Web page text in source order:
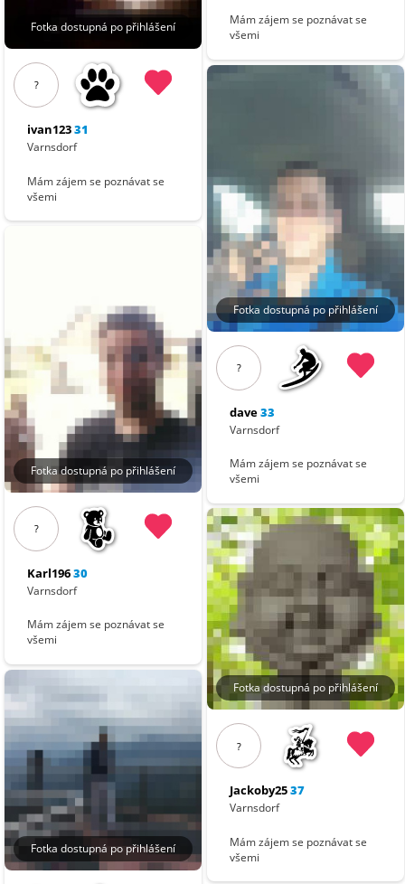
Fotka dostupná po přihlášení
?
ivan12331
Varnsdorf
Mám zájem se poznávat se
všemi
Fotka dostupná po přihlášení
?
Karl19630
Varnsdorf
Mám zájem se poznávat se
všemi
Fotka dostupná po přihlášení
Mám zájem se poznávat se
všemi
Fotka dostupná po přihlášení
?
dave33
Varnsdorf
Mám zájem se poznávat se
všemi
Fotka dostupná po přihlášení
?
Jackoby2537
Varnsdorf
Mám zájem se poznávat se
všemi